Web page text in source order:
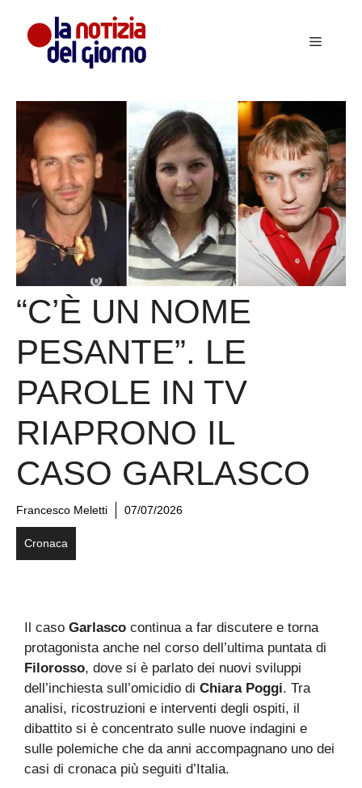
contenuto
Menu
“C’È UN NOME
PESANTE”. LE
PAROLE IN TV
RIAPRONO IL
CASO GARLASCO
Francesco Meletti 07/07/2026
Cronaca
Il caso Garlasco continua a far discutere e torna
protagonista anche nel corso dell’ultima puntata di
Filorosso, dove si è parlato dei nuovi sviluppi
dell’inchiesta sull’omicidio di Chiara Poggi. Tra
analisi, ricostruzioni e interventi degli ospiti, il
dibattito si è concentrato sulle nuove indagini e
sulle polemiche che da anni accompagnano uno dei
casi di cronaca più seguiti d’Italia.